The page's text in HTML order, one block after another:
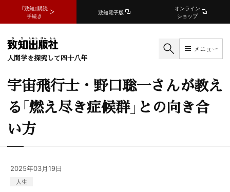
『致知』購読
手続き
致知電子版
オンライン
ショップ
人間学を探究して四十八年
メニュー
宇宙飛行士・野口聡一さんが教え
る「燃え尽き症候群」との向き合
い方
2025年03月19日
人生